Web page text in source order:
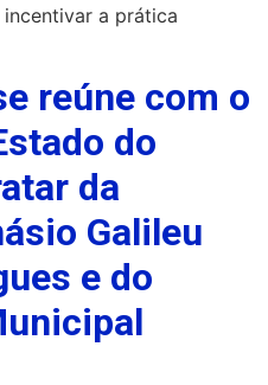
a prática
reúne com o
do
da
Galileu
e do